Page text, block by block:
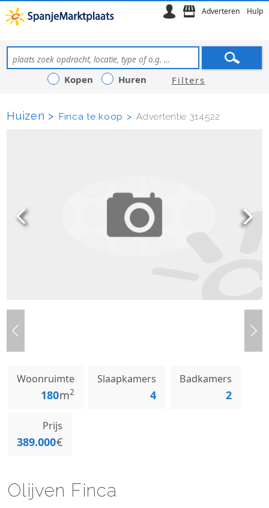
Adverteren Hulp
Kopen Huren Filters
Huizen Finca te koop Advertentie 314522
Woonruimte
180m2
Slaapkamers
4
Badkamers
2
Prijs
389.000€
Olijven Finca